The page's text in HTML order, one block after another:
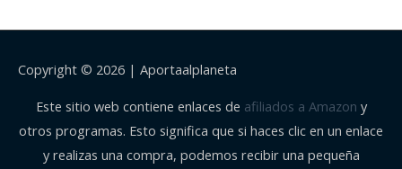
Copyright © 2026 | Aportaalplaneta
Este sitio web contiene enlaces de afiliados a Amazon y
otros programas. Esto significa que si haces clic en un enlace
y realizas una compra, podemos recibir una pequeña